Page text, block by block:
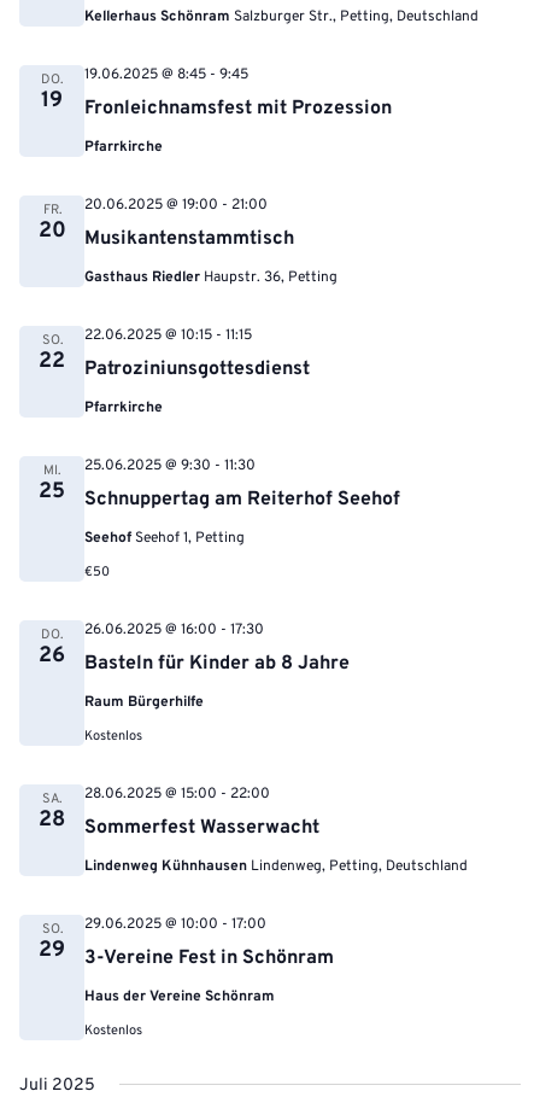
Kellerhaus Schönram Salzburger Str., Petting, Deutschland
DO.
19 Fronleichnamsfest mit Prozession
19.06.2025 @ 8:45 - 9:45
Pfarrkirche
FR.
20 Musikantenstammtisch
20.06.2025 @ 19:00 - 21:00
Gasthaus Riedler Haupstr. 36, Petting
SO.
22 Patroziniunsgottesdienst
22.06.2025 @ 10:15 - 11:15
Pfarrkirche
MI.
25 Schnuppertag am Reiterhof Seehof
25.06.2025 @ 9:30 - 11:30
SeehofSeehof 1, Petting
€50
DO.
26 Basteln für Kinder ab 8 Jahre
26.06.2025 @ 16:00 - 17:30
Raum Bürgerhilfe
Kostenlos
SA.
28 Sommerfest Wasserwacht
28.06.2025 @ 15:00 - 22:00
Lindenweg Kühnhausen Lindenweg, Petting, Deutschland
SO.
29 3-Vereine Fest in Schönram
29.06.2025 @ 10:00 - 17:00
Haus der Vereine Schönram
Kostenlos
Juli 2025